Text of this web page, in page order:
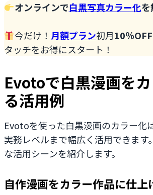
オンラインで白黒写真カラー化を
今だけ！ 月額プラン初月10％OFF
タッチをお得にスタート！
Evotoで白黒漫画を
る活用例
Evotoを使った白黒漫画のカラー化
実務レベルまで幅広く活用できます
な活用シーンを紹介します。
自作漫画をカラー作品に仕上